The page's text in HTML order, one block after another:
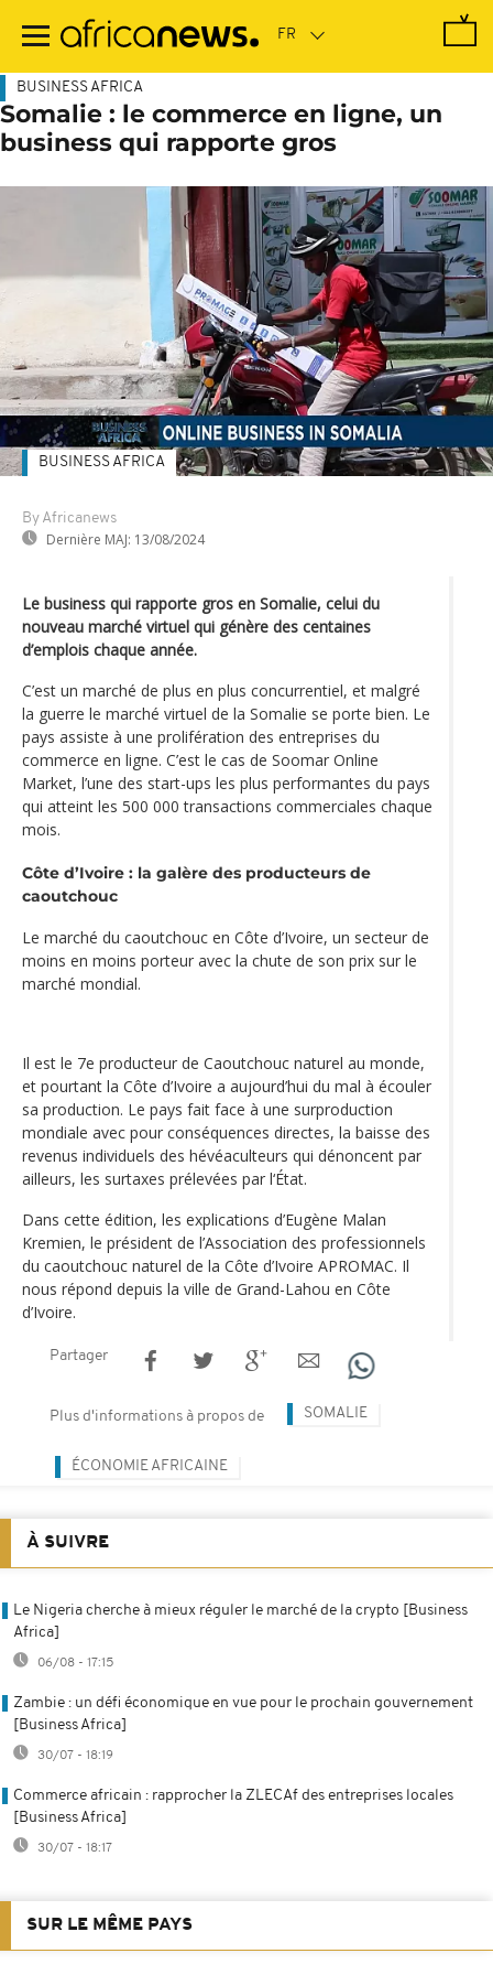
contenu
BUSINESS AFRICA
Somalie : le commerce en ligne, un
business qui rapporte gros
By Africanews
Dernière MAJ: 13/08/2024
BUSINESS AFRICA
Le business qui rapporte gros en Somalie, celui du
nouveau marché virtuel qui génère des centaines
d’emplois chaque année.
C’est un marché de plus en plus concurrentiel, et malgré
la guerre le marché virtuel de la Somalie se porte bien. Le
pays assiste à une prolifération des entreprises du
commerce en ligne. C’est le cas de Soomar Online
Market, l’une des start-ups les plus performantes du pays
qui atteint les 500 000 transactions commerciales chaque
mois.
Côte d’Ivoire : la galère des producteurs de
caoutchouc
Le marché du caoutchouc en Côte d’Ivoire, un secteur de
moins en moins porteur avec la chute de son prix sur le
marché mondial.
Il est le 7e producteur de Caoutchouc naturel au monde,
et pourtant la Côte d’Ivoire a aujourd’hui du mal à écouler
sa production. Le pays fait face à une surproduction
mondiale avec pour conséquences directes, la baisse des
revenus individuels des hévéaculteurs qui dénoncent par
ailleurs, les surtaxes prélevées par l‘État.
Dans cette édition, les explications d’Eugène Malan
Kremien, le président de l’Association des professionnels
du caoutchouc naturel de la Côte d’Ivoire APROMAC. Il
nous répond depuis la ville de Grand-Lahou en Côte
d’Ivoire.
Partager
Plus d'informations à propos de SOMALIE
ÉCONOMIE AFRICAINE
À SUIVRE
Le Nigeria cherche à mieux réguler le marché de la crypto [Business
Africa]
06/08 - 17:15
Zambie : un défi économique en vue pour le prochain gouvernement
[Business Africa]
30/07 - 18:19
Commerce africain : rapprocher la ZLECAf des entreprises locales
[Business Africa]
30/07 - 18:17
SUR LE MÊME PAYS